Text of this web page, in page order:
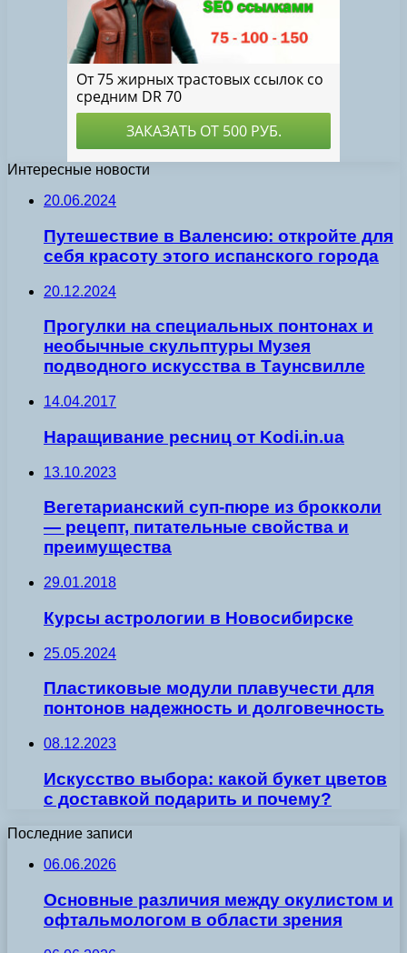
Интересные новости
20.06.2024
Путешествие в Валенсию: откройте для
себя красоту этого испанского города
20.12.2024
Прогулки на специальных понтонах и
необычные скульптуры Музея
подводного искусства в Таунсвилле
14.04.2017
Наращивание ресниц от Kodi.in.ua
13.10.2023
Вегетарианский суп-пюре из брокколи
— рецепт, питательные свойства и
преимущества
29.01.2018
Курсы астрологии в Новосибирске
25.05.2024
Пластиковые модули плавучести для
понтонов надежность и долговечность
08.12.2023
Искусство выбора: какой букет цветов
с доставкой подарить и почему?
Последние записи
06.06.2026
Основные различия между окулистом и
офтальмологом в области зрения